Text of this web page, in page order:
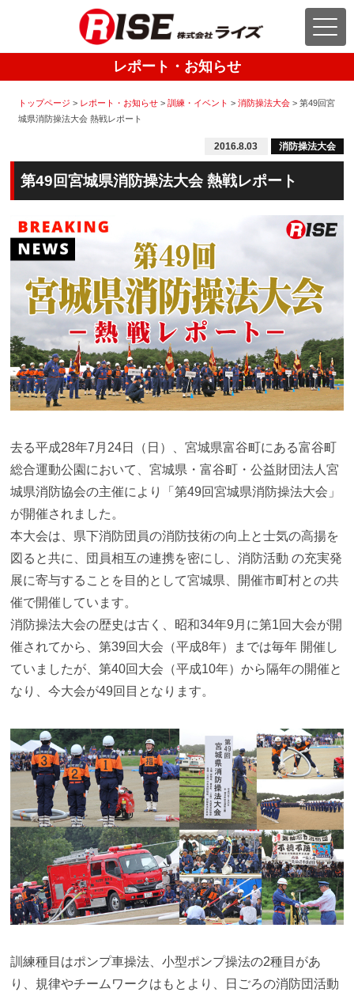
レポート・お知らせ
トップページ > レポート・お知らせ >訓練・イベント >消防操法大会 >第49回宮
城県消防操法大会 熱戦レポート
2016.8.03 消防操法大会
第49回宮城県消防操法大会 熱戦レポート
去る平成28年7月24日（日）、宮城県富谷町にある富谷町
総合運動公園において、宮城県・富谷町・公益財団法人宮
城県消防協会の主催により「第49回宮城県消防操法大会」
が開催されました。
本大会は、県下消防団員の消防技術の向上と士気の高揚を
図ると共に、団員相互の連携を密にし、消防活動 の充実発
展に寄与することを目的として宮城県、開催市町村との共
催で開催しています。
消防操法大会の歴史は古く、昭和34年9月に第1回大会が開
催されてから、第39回大会（平成8年）までは毎年 開催し
ていましたが、第40回大会（平成10年）から隔年の開催と
なり、今大会が49回目となります。
訓練種目はポンプ車操法、小型ポンプ操法の2種目があ
り、規律やチームワークはもとより、日ごろの消防団活動